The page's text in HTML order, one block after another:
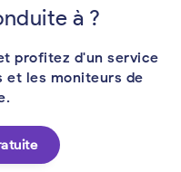
à ?
profitez d'un service
et les moniteurs de